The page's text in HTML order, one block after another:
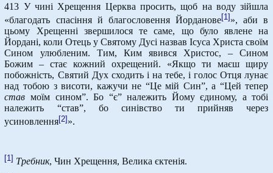
413 У чині Хрещення Церква просить, щоб на воду зійшла
«благодать спасіння й благословення Йорданове[1] », аби в
цьому Хрещенні звершилося те саме, що було явлене на
Йордані, коли Отець у Святому Дусі назвав Ісуса Христа своїм
Сином улюбленим. Тим, Ким явився Христос, – Сином
Божим – стає кожний охрещений. «Якщо ти маєш щиру
побожність, Святий Дух сходить і на тебе, і голос Отця лунає
над тобою з висоти, кажучи не “Це мій Син”, а “Цей тепер
став моїм сином”. Бо “є” належить Йому єдиному, а тобі
належить “став”, бо синівство ти прийняв через
усиновлення[2]».
[1] Требник, Чин Хрещення, Велика єктенія.